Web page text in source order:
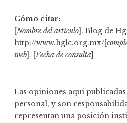
Cómo citar:
[Nombre del artículo]. Blog de
http://www.hglc.org.mx/[
web]. [Fecha de consulta]
Las opiniones aquí
personal, y son
representan una posición